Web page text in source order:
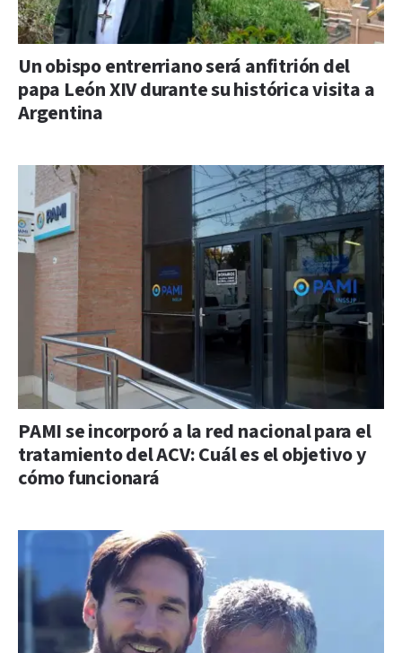
Un obispo entrerriano será anfitrión del
papa León XIV durante su histórica visita a
Argentina
PAMI se incorporó a la red nacional para el
tratamiento del ACV: Cuál es el objetivo y
cómo funcionará